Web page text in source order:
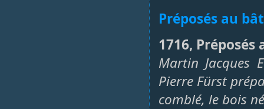
Préposés au
1716,
Martin Jacques
Pierre Fürst
comblé, le bois